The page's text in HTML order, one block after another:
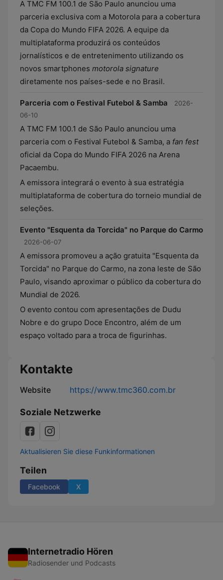
A TMC FM 100.1 de São Paulo anunciou uma
parceria exclusiva com a Motorola para a cobertura
da Copa do Mundo FIFA 2026. A equipe da
multiplataforma produzirá os conteúdos
jornalísticos e de entretenimento utilizando os
novos smartphones motorola signature
diretamente nos países-sede e no Brasil.
Parceria com o Festival Futebol & Samba
2026-
06-10
A TMC FM 100.1 de São Paulo anunciou uma
parceria com o Festival Futebol & Samba, a fan fest
oficial da Copa do Mundo FIFA 2026 na Arena
Pacaembu.
A emissora integrará o evento à sua estratégia
multiplataforma de cobertura do torneio mundial de
seleções.
Evento "Esquenta da Torcida" no Parque do Carmo
2026-06-07
A emissora promoveu a ação gratuita "Esquenta da
Torcida" no Parque do Carmo, na zona leste de São
Paulo, visando aproximar o público da cobertura do
Mundial de 2026.
O evento contou com apresentações de Dudu
Nobre e do grupo Doce Encontro, além de um
espaço voltado para a troca de figurinhas.
Kontakte
Website https://www.tmc360.com.br
Soziale Netzwerke
Aktualisieren Sie diese Funkinformationen
Teilen
Facebook X
Internetradio Hören
Radiosender und Podcasts